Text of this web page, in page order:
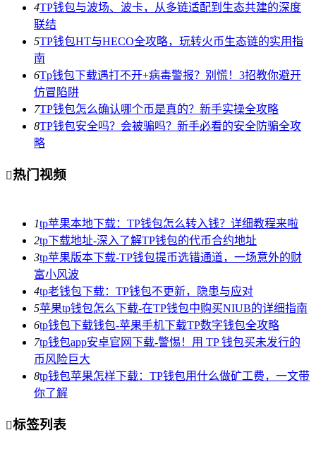
4TP钱包与波场、波卡，从多链适配到生态共建的深度
联结
5TP钱包HT与HECO全攻略，玩转火币生态链的实用指
南
6Tp钱包下载遇打不开+病毒警报？别慌！3招教你避开
仿冒陷阱
7TP钱包怎么确认哪个币是真的？新手实操全攻略
8TP钱包安全吗？会被骗吗？新手必看的安全防骗全攻
略
热门视频
1tp苹果本地下载：TP钱包怎么转入钱？详细教程来啦
2tp下载地址-深入了解TP钱包的代币合约地址
3tp苹果版本下载-TP钱包提币选错通道，一场意外的财
富小风波
4tp老钱包下载：TP钱包不更新，隐患与应对
5苹果tp钱包怎么下载-在TP钱包中购买NIUB的详细指南
6tp钱包下载钱包-苹果手机下载TP数字钱包全攻略
7tp钱包app安卓官网下载-警惕！用 TP 钱包买未发行的
币风险巨大
8tp钱包苹果怎样下载：TP钱包用什么做矿工费，一文带
你了解
标签列表